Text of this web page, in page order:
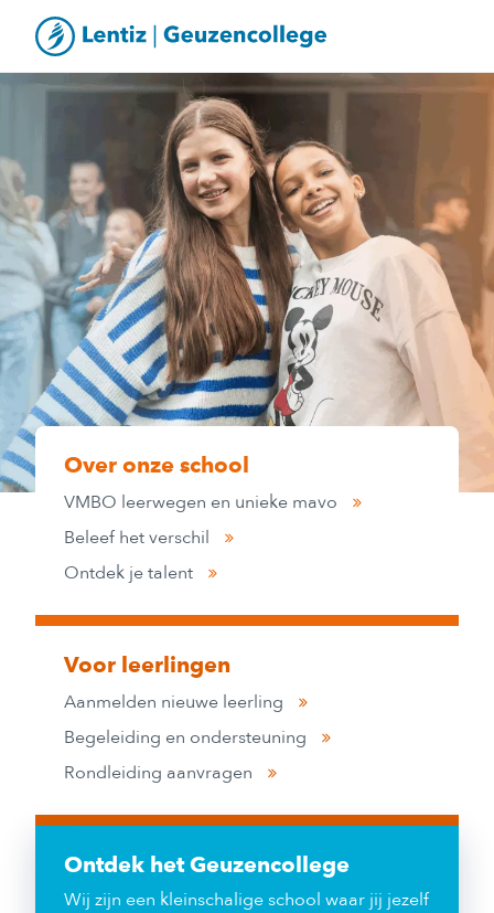
Over onze school
VMBO leerwegen en unieke mavo
Beleef het verschil
Ontdek je talent
Voor leerlingen
Aanmelden nieuwe leerling
Begeleiding en ondersteuning
Rondleiding aanvragen
Ontdek het Geuzencollege
Wij zijn een kleinschalige school waar jij jezelf